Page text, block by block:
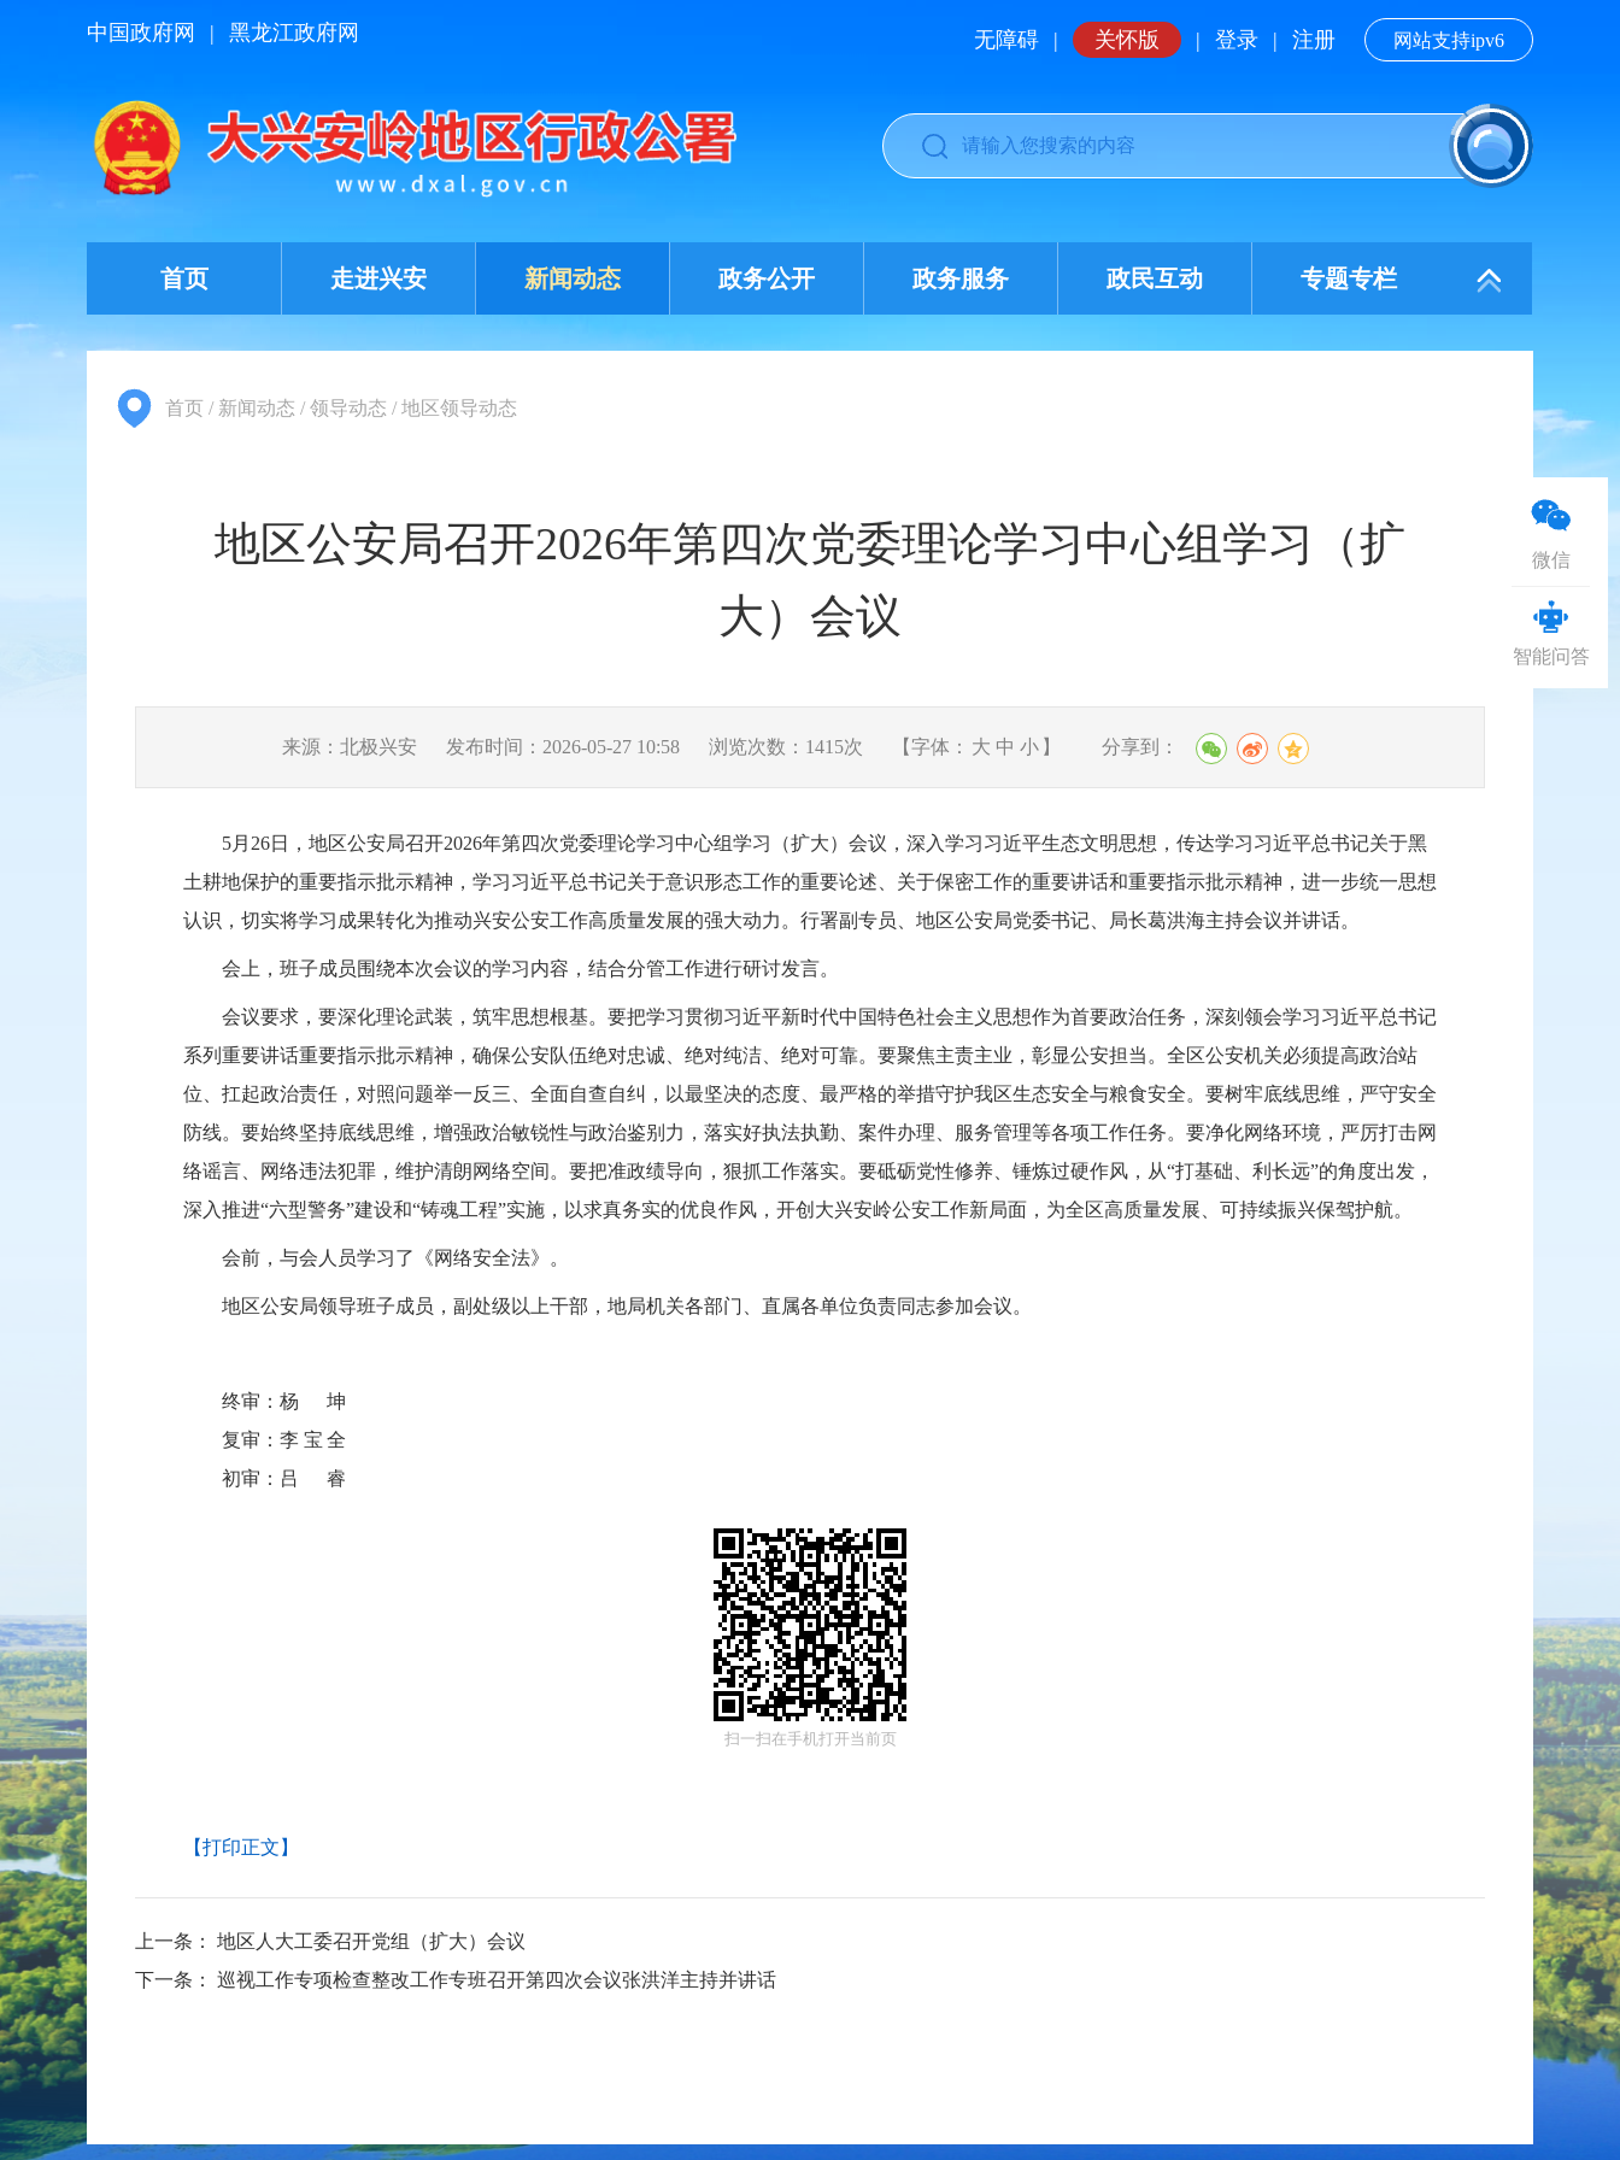
中国政府网 | 黑龙江政府网 无障碍 | 关怀版 | 登录 | 注册 网站支持ipv6
首页 走进兴安 新闻动态 政务公开 政务服务 政民互动 专题专栏
首页 / 新闻动态 /领导动态 /地区领导动态
地区公安局召开2026年第四次党委理论学习中心组学习（扩
大）会议
来源：北极兴安 发布时间：2026-05-27 10:58 浏览次数： 1415次 【字体： 大 中 小 】 分享到：
5月26日，地区公安局召开2026年第四次党委理论学习中心组学习（扩大）会议，深入学习习近平生态文明思想，传达学习习近平总书记关于黑
土耕地保护的重要指示批示精神，学习习近平总书记关于意识形态工作的重要论述、关于保密工作的重要讲话和重要指示批示精神，进一步统一思想
认识，切实将学习成果转化为推动兴安公安工作高质量发展的强大动力。行署副专员、地区公安局党委书记、局长葛洪海主持会议并讲话。
会上，班子成员围绕本次会议的学习内容，结合分管工作进行研讨发言。
会议要求，要深化理论武装，筑牢思想根基。要把学习贯彻习近平新时代中国特色社会主义思想作为首要政治任务，深刻领会学习习近平总书记
系列重要讲话重要指示批示精神，确保公安队伍绝对忠诚、绝对纯洁、绝对可靠。要聚焦主责主业，彰显公安担当。全区公安机关必须提高政治站
位、扛起政治责任，对照问题举一反三、全面自查自纠，以最坚决的态度、最严格的举措守护我区生态安全与粮食安全。要树牢底线思维，严守安全
防线。要始终坚持底线思维，增强政治敏锐性与政治鉴别力，落实好执法执勤、案件办理、服务管理等各项工作任务。要净化网络环境，严厉打击网
络谣言、网络违法犯罪，维护清朗网络空间。要把准政绩导向，狠抓工作落实。要砥砺党性修养、锤炼过硬作风，从“打基础、利长远”的角度出发，
深入推进“六型警务”建设和“铸魂工程”实施，以求真务实的优良作风，开创大兴安岭公安工作新局面，为全区高质量发展、可持续振兴保驾护航。
会前，与会人员学习了《网络安全法》。
地区公安局领导班子成员，副处级以上干部，地局机关各部门、直属各单位负责同志参加会议。
终审： 杨坤
复审： 李宝全
初审： 吕睿
扫一扫在手机打开当前页
【打印正文】
上一条：
地区人大工委召开党组（扩大）会议
下一条：
巡视工作专项检查整改工作专班召开第四次会议张洪洋主持并讲话
微信
智能问答